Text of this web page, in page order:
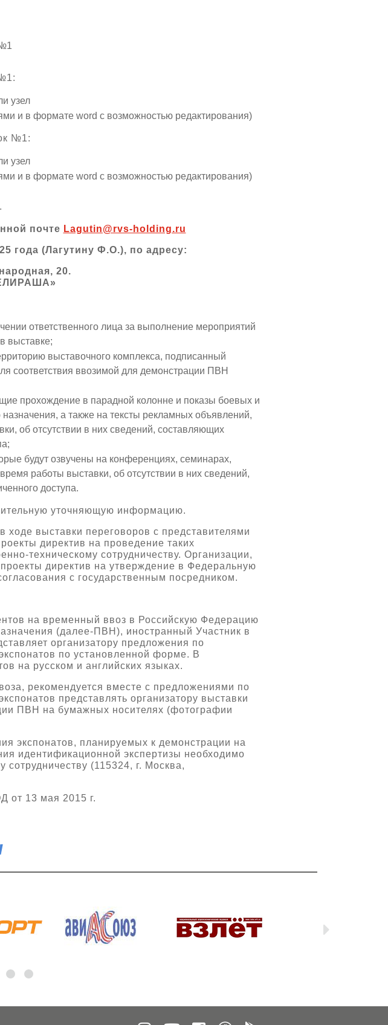
узел
и в формате word с возможностью редактирования)
№1:
узел
и в формате word с возможностью редактирования)
почте Lagutin@rvs-holding.ru
года (Лагутину Ф.О.), по адресу:
20.
ответственного лица за выполнение мероприятий
выставке;
выставочного комплекса, подписанный
соответствия ввозимой для демонстрации ПВН
прохождение в парадной колонне и показы боевых и
а также на тексты рекламных объявлений,
об отсутствии в них сведений, составляющих
будут озвучены на конференциях, семинарах,
работы выставки, об отсутствии в них сведений,
доступа.
уточняющую информацию.
выставки переговоров с представителями
директив на проведение таких
техническому сотрудничеству. Организации,
директив на утверждение в Федеральную
с государственным посредником.
на временный ввоз в Российскую Федерацию
(далее-ПВН), иностранный Участник в
организатору предложения по
по установленной форме. В
на русском и английских языках.
рекомендуется вместе с предложениями по
представлять организатору выставки
ПВН на бумажных носителях (фотографии
экспонатов, планируемых к демонстрации на
идентификационной экспертизы необходимо
(115324, г. Москва,
от 13 мая 2015 г.